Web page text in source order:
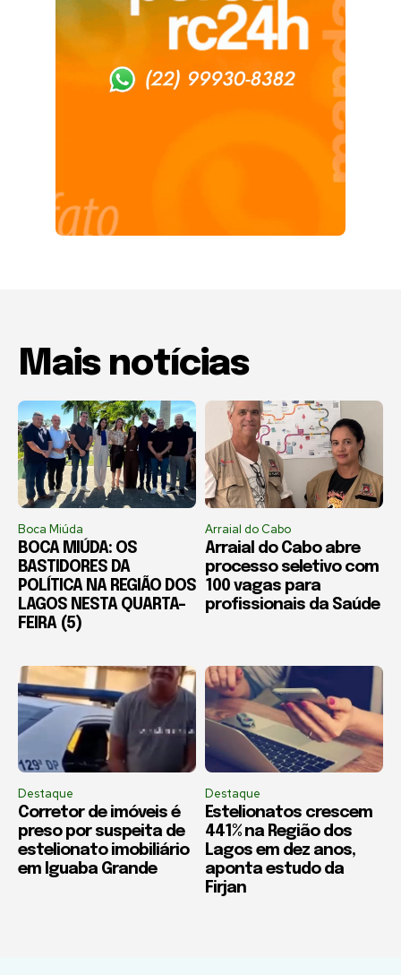
Mais notícias
Boca Miúda
BOCA MIÚDA: OS
BASTIDORES DA
POLÍTICA NA REGIÃO DOS
LAGOS NESTA QUARTA-
FEIRA (5)
Arraial do Cabo
Arraial do Cabo abre
processo seletivo com
100 vagas para
profissionais da Saúde
Destaque
Corretor de imóveis é
preso por suspeita de
estelionato imobiliário
em Iguaba Grande
Destaque
Estelionatos crescem
441% na Região dos
Lagos em dez anos,
aponta estudo da
Firjan